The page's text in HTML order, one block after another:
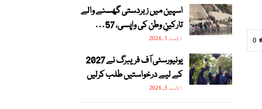
0
اسپین میں زبردستی گھسنے والے
تارکینِ وطن کی واپسی، 57…
اگست 1, 2026
یونیورسٹی آف فریبرگ نے 2027
کے لیے درخواستیں طلب کرلیں
اگست 3, 2026